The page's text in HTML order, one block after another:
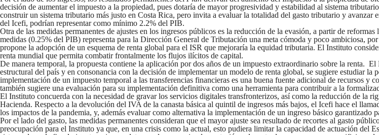
decisión de aumentar el impuesto a la propiedad, pues dotaría de mayor progresividad y estabilidad al sistema
construir un sistema tributario más justo en Costa Rica, pero invita a evaluar la totalidad del gasto tributario y
del Icefi, podrían representar como mínimo 2.2% del PIB.
Otra de las medidas permanentes de ajustes en los ingresos públicos es la reducción de la evasión, a partir de
medidas (0.25% del PIB) representa para la Dirección General de Tributación una meta cómoda y poco ambiciosa,
propone la adopción de un esquema de renta global para el ISR que mejoraría la equidad tributaria. El Instituto
renta mundial que permita combatir frontalmente los flujos ilícitos de capital.
De manera temporal, la propuesta contiene la aplicación por dos años de un impuesto extraordinario sobre la renta.
estructural del país y en consonancia con la decisión de implementar un modelo de renta global, se sugiere estudiar
implementación de un impuesto temporal a las transferencias financieras es una buena fuente adicional de recursos y
también sugiere una evaluación para su implementación definitiva como una herramienta para contribuir a la
El Instituto concuerda con la necesidad de gravar los servicios digitales transfronterizos, así como la reducción de la
Hacienda. Respecto a la devolución del IVA de la canasta básica al quintil de ingresos más bajos, el Icefi hace el
los impactos de la pandemia, y, además evaluar como alternativa la implementación de un ingreso básico garantizado
Por el lado del gasto, las medidas permanentes consideran que el mayor ajuste sea resultado de recortes al gasto
preocupación para el Instituto ya que, en una crisis como la actual, esto pudiera limitar la capacidad de actuación del